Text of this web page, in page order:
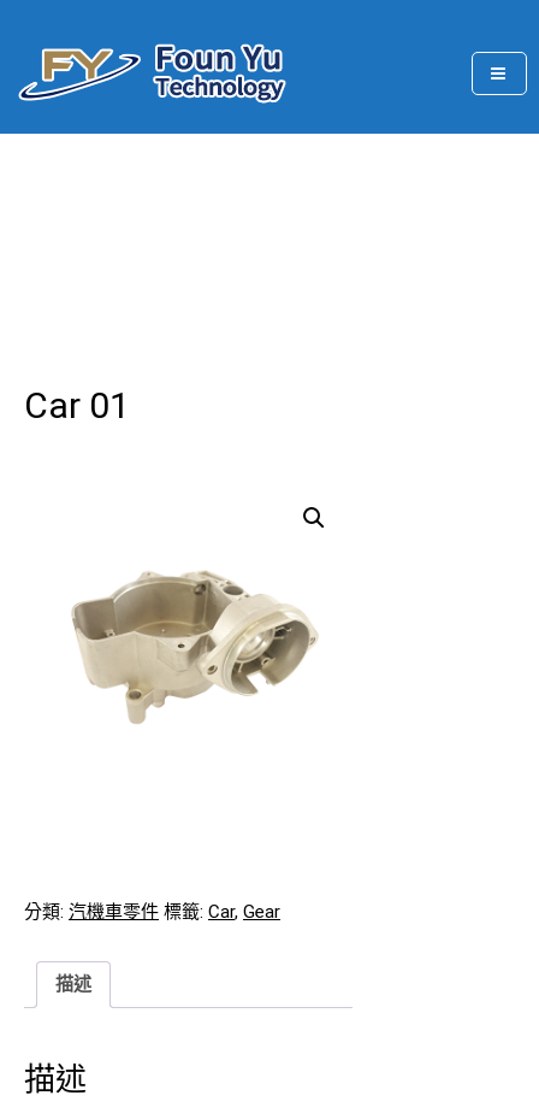
content
Car 01
分類: 汽機車零件 標籤: Car, Gear
描述
描述